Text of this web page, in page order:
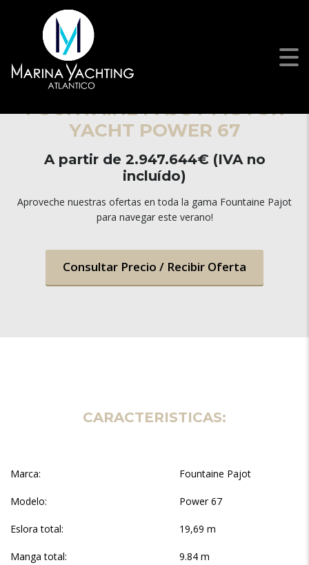
FOUNTAINE PAJOT MOTOR
YACHT POWER 67
A partir de 2.947.644€ (IVA no
incluído)
Aproveche nuestras ofertas en toda la gama Fountaine Pajot
para navegar este verano!
Consultar Precio / Recibir Oferta
CARACTERISTICAS:
Marca: Fountaine Pajot
Modelo: Power 67
Eslora total: 19,69 m
Manga total: 9.84 m